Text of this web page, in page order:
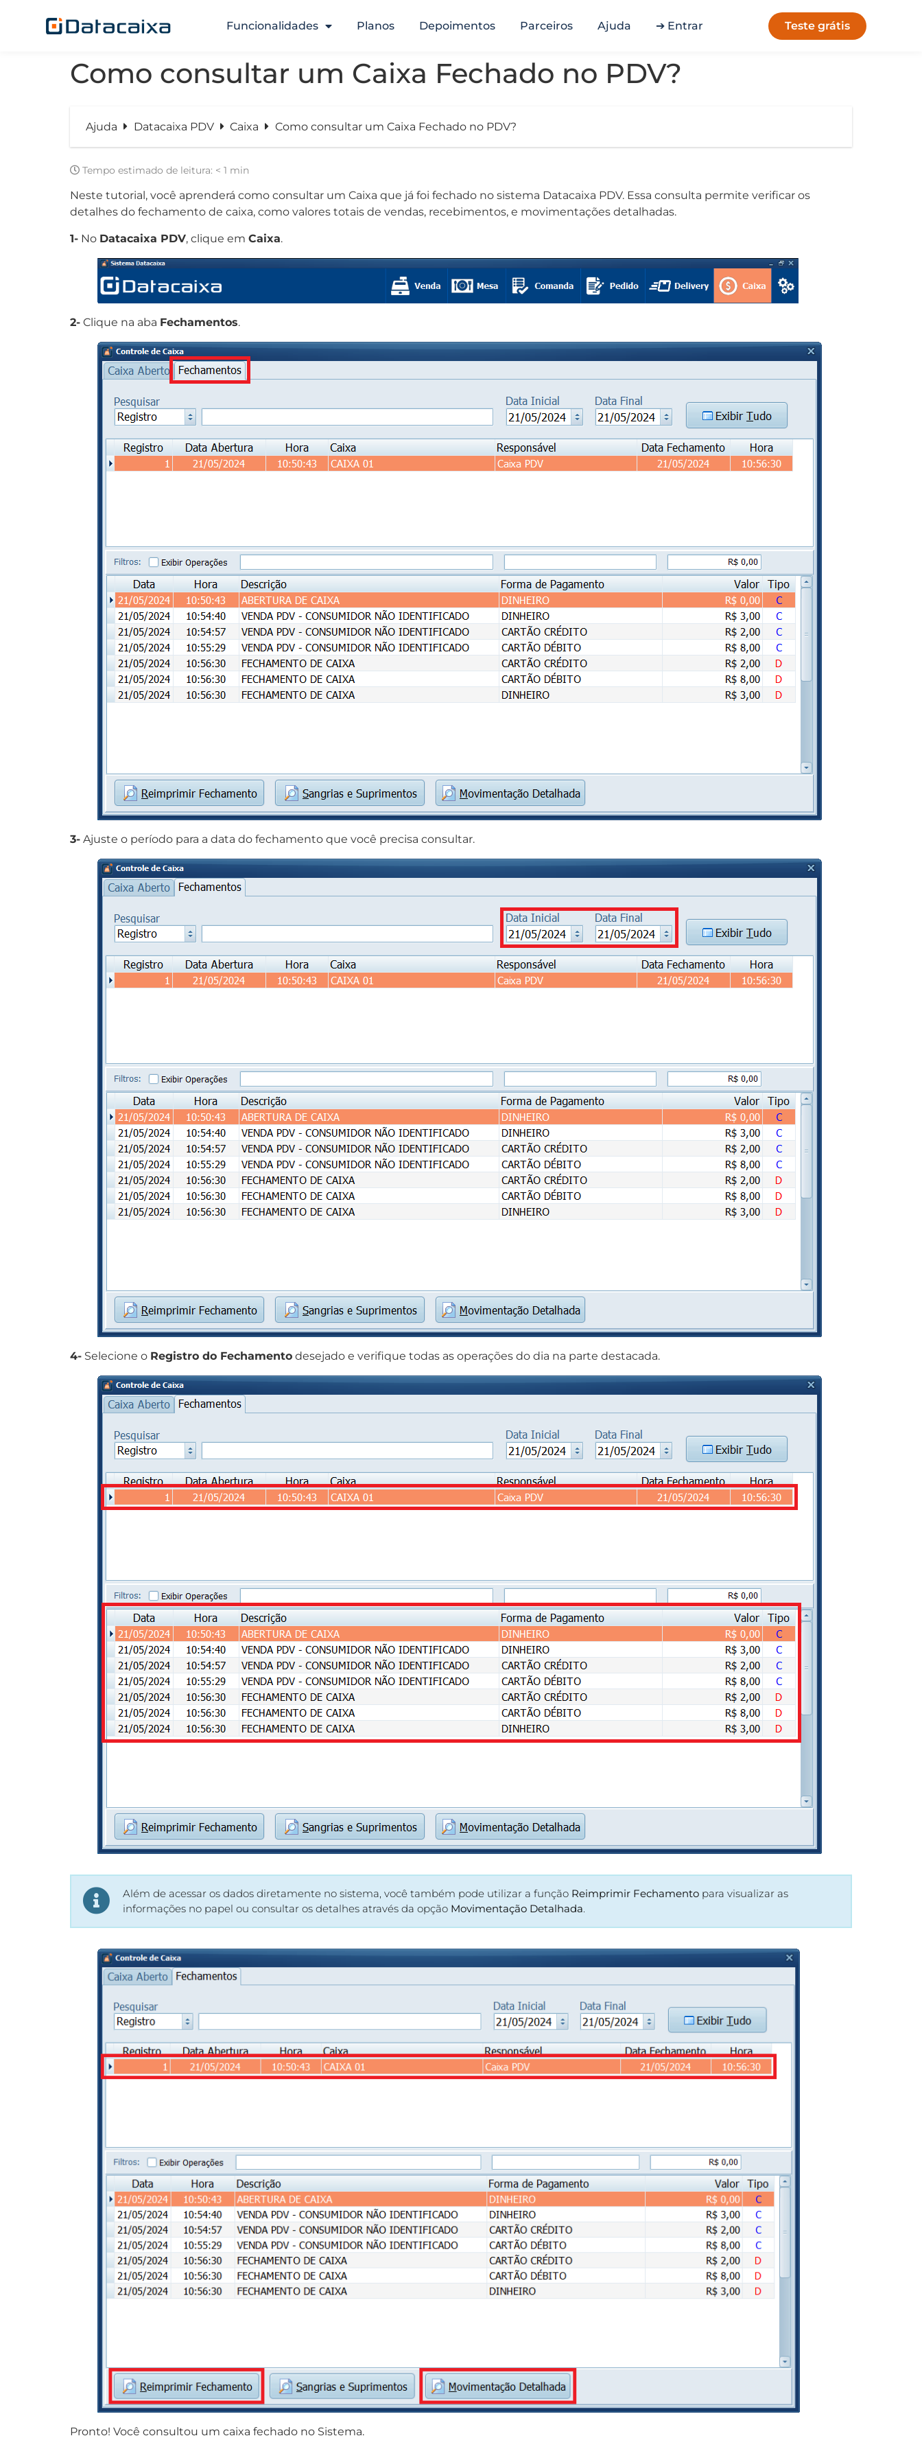
Funcionalidades Planos Depoimentos Parceiros Ajuda ➔ Entrar Teste grátis
Como consultar um Caixa Fechado no PDV?
Ajuda Datacaixa PDV Caixa Como consultar um Caixa Fechado no PDV?
Tempo estimado de leitura: < 1 min
Neste tutorial, você aprenderá como consultar um Caixa que já foi fechado no sistema Datacaixa PDV. Essa consulta permite verificar os
detalhes do fechamento de caixa, como valores totais de vendas, recebimentos, e movimentações detalhadas.
1- No Datacaixa PDV, clique em Caixa.
2- Clique na aba Fechamentos.
3- Ajuste o período para a data do fechamento que você precisa consultar.
4- Selecione o Registro do Fechamento desejado e verifique todas as operações do dia na parte destacada.
Além de acessar os dados diretamente no sistema, você também pode utilizar a função Reimprimir Fechamento para visualizar as
informações no papel ou consultar os detalhes através da opção Movimentação Detalhada.
Pronto! Você consultou um caixa fechado no Sistema.